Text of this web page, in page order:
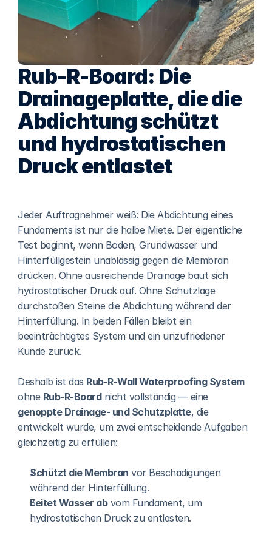
Rub-R-Board: Die
Drainageplatte, die die
Abdichtung schützt
und hydrostatischen
Druck entlastet
Jeder Auftragnehmer weiß: Die Abdichtung eines
Fundaments ist nur die halbe Miete. Der eigentliche
Test beginnt, wenn Boden, Grundwasser und
Hinterfüllgestein unablässig gegen die Membran
drücken. Ohne ausreichende Drainage baut sich
hydrostatischer Druck auf. Ohne Schutzlage
durchstoßen Steine die Abdichtung während der
Hinterfüllung. In beiden Fällen bleibt ein
beeinträchtigtes System und ein unzufriedener
Kunde zurück.
Deshalb ist das Rub-R-Wall Waterproofing System
ohne Rub-R-Board
nicht vollständig — eine
genoppte Drainage- und Schutzplatte, die
entwickelt wurde, um zwei entscheidende Aufgaben
gleichzeitig zu erfüllen:
Schützt die Membran vor Beschädigungen
während der Hinterfüllung.
Leitet Wasser ab vom Fundament, um
hydrostatischen Druck zu entlasten.